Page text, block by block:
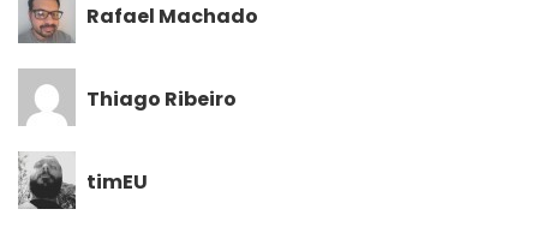
Rafael Machado
Thiago Ribeiro
timEU